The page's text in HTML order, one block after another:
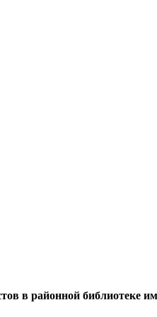
в районной библиотеке